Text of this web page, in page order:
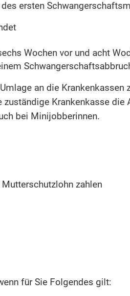
ersten
Wochen vor und acht
an die
Krankenkasse
bei Minijobberinnen.
zahlen
für Sie Folgendes gilt: